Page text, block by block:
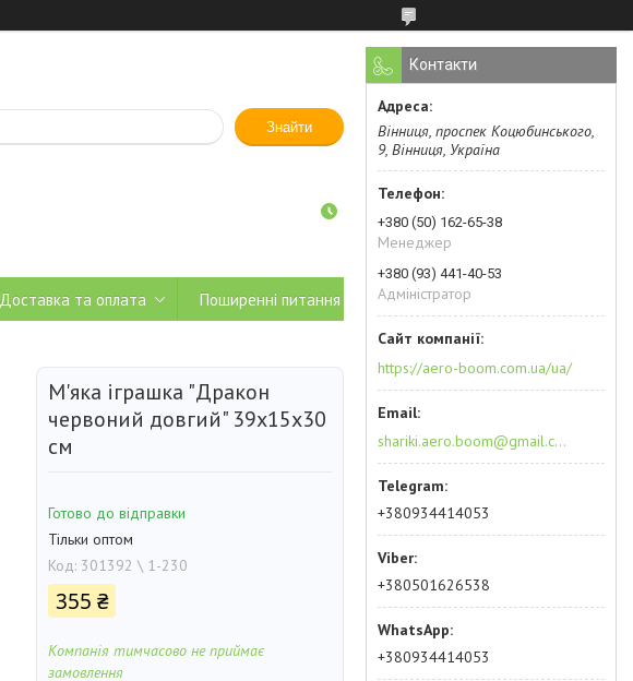
Знайти
Доставка та оплата Поширенні питання
М'яка іграшка "Дракон
червоний довгий" 39х15х30
см
Готово до відправки
Тільки оптом
Код: 301392 \ 1-230
355 ₴
Компанія тимчасово не приймає
замовлення
Контакти
Вінниця, проспек Коцюбинського,
9, Вінниця, Україна
+380 (50) 162-65-38
Менеджер
+380 (93) 441-40-53
Адміністратор
https://aero-boom.com.ua/ua/
shariki.aero.boom@gmail.com
+380934414053
+380501626538
+380934414053